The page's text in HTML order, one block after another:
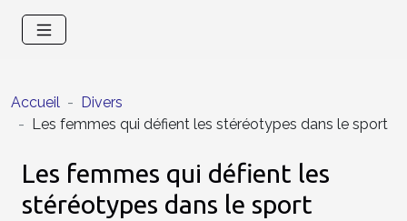
Accueil
Divers
Les femmes qui défient les stéréotypes dans le sport
Les femmes qui défient les
stéréotypes dans le sport